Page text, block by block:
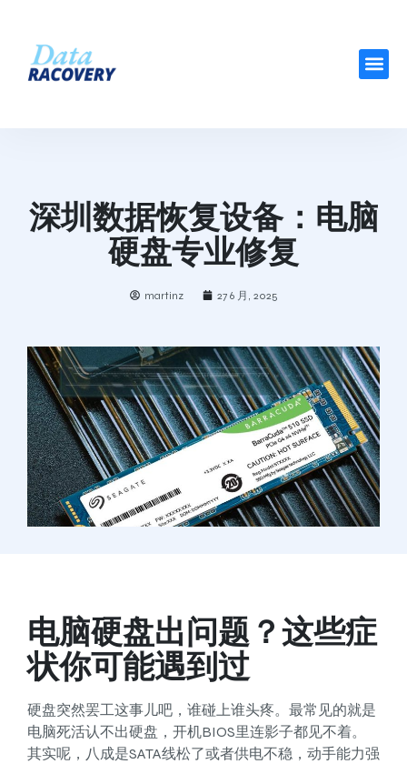
深圳数据恢复设备：电脑
硬盘专业修复
martinz 27 6 月, 2025
电脑硬盘出问题？这些症
状你可能遇到过
硬盘突然罢工这事儿吧，谁碰上谁头疼。最常见的就是
电脑死活认不出硬盘，开机BIOS里连影子都见不着。
其实呢，八成是SATA线松了或者供电不稳，动手能力强